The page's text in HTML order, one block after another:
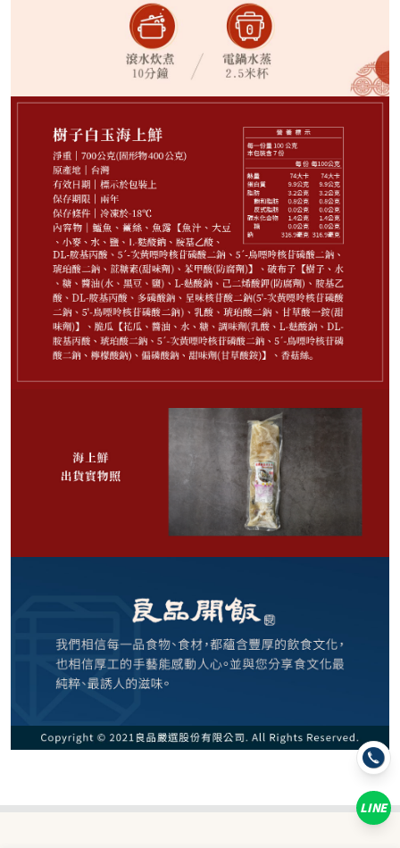
NT$369NT$ 499
7.4折
LINE